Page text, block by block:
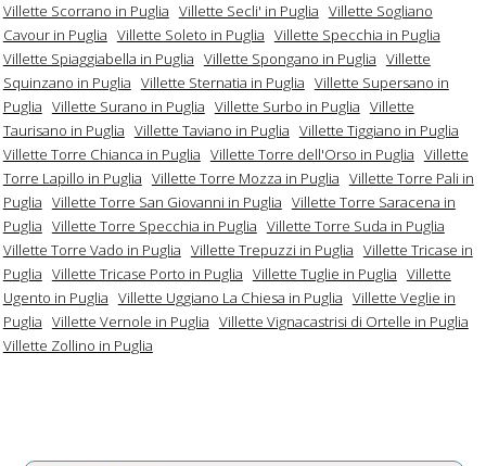
Villette Scorrano in Puglia Villette Secli' in Puglia Villette Sogliano
Cavour in Puglia Villette Soleto in Puglia Villette Specchia in Puglia
Villette Spiaggiabella in Puglia Villette Spongano in Puglia Villette
Squinzano in Puglia Villette Sternatia in Puglia Villette Supersano in
Puglia Villette Surano in Puglia Villette Surbo in Puglia Villette
Taurisano in Puglia Villette Taviano in Puglia Villette Tiggiano in Puglia
Villette Torre Chianca in Puglia Villette Torre dell'Orso in Puglia Villette
Torre Lapillo in Puglia Villette Torre Mozza in Puglia Villette Torre Pali in
Puglia Villette Torre San Giovanni in Puglia Villette Torre Saracena in
Puglia Villette Torre Specchia in Puglia Villette Torre Suda in Puglia
Villette Torre Vado in Puglia Villette Trepuzzi in Puglia Villette Tricase in
Puglia Villette Tricase Porto in Puglia Villette Tuglie in Puglia Villette
Ugento in Puglia Villette Uggiano La Chiesa in Puglia Villette Veglie in
Puglia Villette Vernole in Puglia Villette Vignacastrisi di Ortelle in Puglia
Villette Zollino in Puglia